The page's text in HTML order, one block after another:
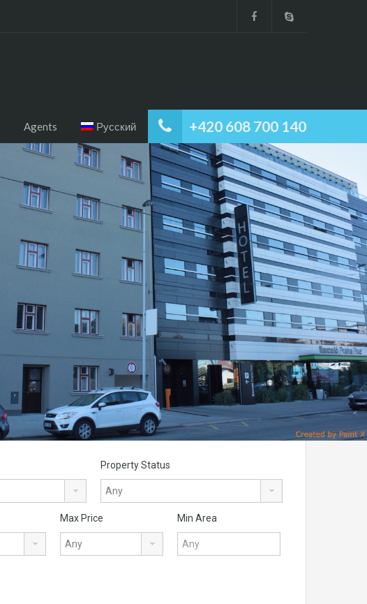
+420 608 700 140
Agents Русский
Property Status
Max Price Min Area